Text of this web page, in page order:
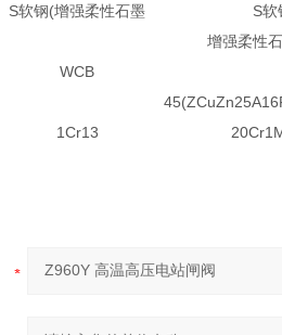
S软钢(增强柔性石墨
S软
增强柔性
WCB
1Cr13